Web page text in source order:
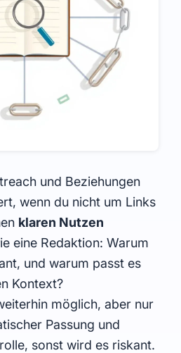
und Beziehungen
wenn du nicht um Links
klaren Nutzen
eine Redaktion: Warum
und warum passt es
Kontext?
möglich, aber nur
Passung und
sonst wird es riskant.